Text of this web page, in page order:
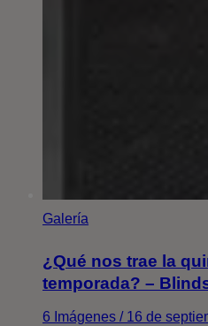
Galería
¿Qué nos trae la
temporada? –
6 Imágenes / 16 de